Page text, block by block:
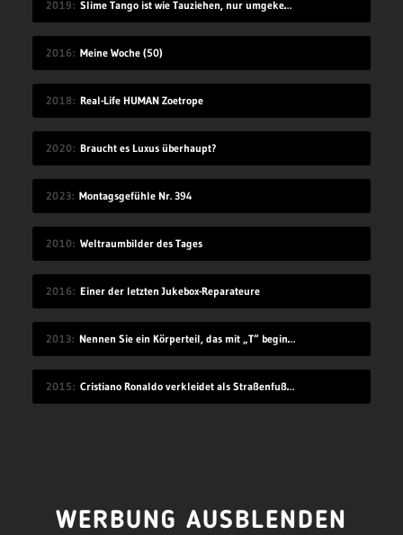
2019 Slime Tango ist wie Tauziehen, nur umgekehrt
2016 Meine Woche (50)
2018 Real-Life HUMAN Zoetrope
2020 Braucht es Luxus überhaupt?
2023 Montagsgefühle Nr. 394
2010 Weltraumbilder des Tages
2016 Einer der letzten Jukebox-Reparateure
2013 Nennen Sie ein Körperteil, das mit „T“ beginnt
2015 Cristiano Ronaldo verkleidet als Straßenfußballer
WERBUNG AUSBLENDEN